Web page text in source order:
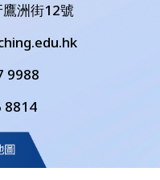
洲街12號
9988
8814